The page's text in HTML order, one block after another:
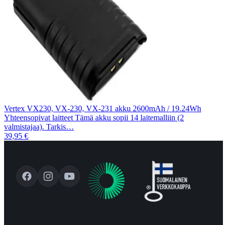
Vertex VX230, VX-230, VX-231 akku 2600mAh / 19.24Wh
Yhteensopivat laitteet Tämä akku sopii 14 laitemalliin (2
valmistajaa). Tarkis…
39,95 €